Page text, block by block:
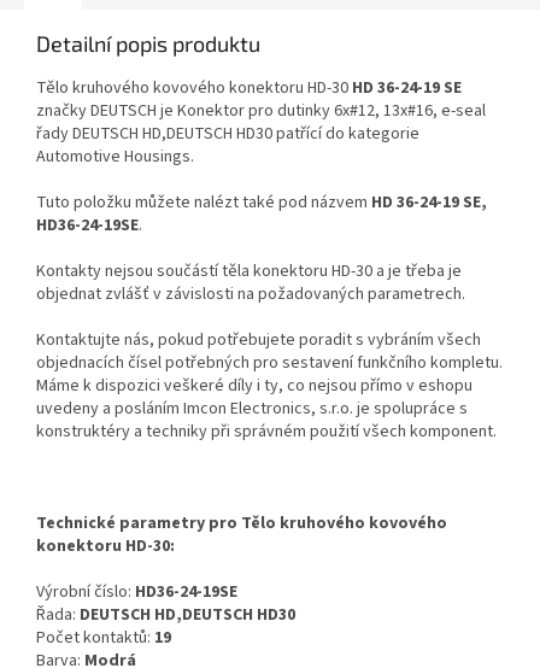
Detailní popis produktu
Tělo kruhového kovového konektoru HD-30 HD 36-24-19 SE
značky DEUTSCH je Konektor pro dutinky 6x#12, 13x#16, e-seal
řady DEUTSCH HD,DEUTSCH HD30 patřící do kategorie
Automotive Housings.
Tuto položku můžete nalézt také pod názvem HD 36-24-19 SE,
HD36-24-19SE.
Kontakty nejsou součástí těla konektoru HD-30 a je třeba je
objednat zvlášť v závislosti na požadovaných parametrech.
Kontaktujte nás, pokud potřebujete poradit s vybráním všech
objednacích čísel potřebných pro sestavení funkčního kompletu.
Máme k dispozici veškeré díly i ty, co nejsou přímo v eshopu
uvedeny a posláním Imcon Electronics, s.r.o. je spolupráce s
konstruktéry a techniky při správném použití všech komponent.
Technické parametry pro Tělo kruhového kovového
konektoru HD-30:
Výrobní číslo: HD36-24-19SE
Řada: DEUTSCH HD,DEUTSCH HD30
Počet kontaktů: 19
Barva: Modrá